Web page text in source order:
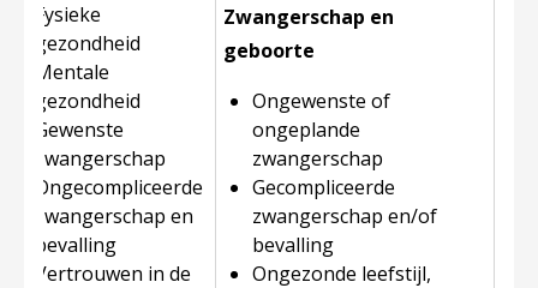
Fysieke
gezondheid
Mentale
gezondheid
Gewenste
zwangerschap
Ongecompliceerde
zwangerschap en
bevalling
Vertrouwen in de
Zwangerschap en
geboorte
Ongewenste of
ongeplande
zwangerschap
Gecompliceerde
zwangerschap en/of
bevalling
Ongezonde leefstijl,